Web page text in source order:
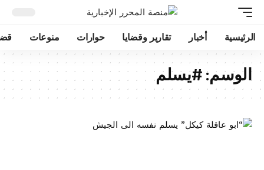
الرئيسية أخبار تقارير وقضايا حوارات منوعات
الوسم: #يسلم